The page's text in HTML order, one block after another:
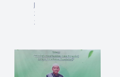
Juli
20
24